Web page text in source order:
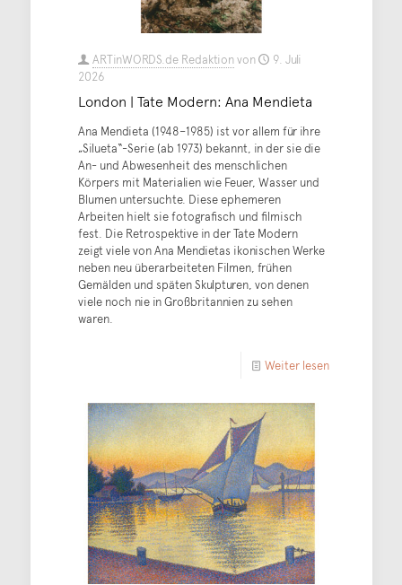
ARTinWORDS.de Redaktionvon
9. Juli
2026
London | Tate Modern: Ana Mendieta
Ana Mendieta (1948–1985) ist vor allem für ihre
„Silueta“-Serie (ab 1973) bekannt, in der sie die
An- und Abwesenheit des menschlichen
Körpers mit Materialien wie Feuer, Wasser und
Blumen untersuchte. Diese ephemeren
Arbeiten hielt sie fotografisch und filmisch
fest. Die Retrospektive in der Tate Modern
zeigt viele von Ana Mendietas ikonischen Werke
neben neu überarbeiteten Filmen, frühen
Gemälden und späten Skulpturen, von denen
viele noch nie in Großbritannien zu sehen
waren.
Weiter lesen